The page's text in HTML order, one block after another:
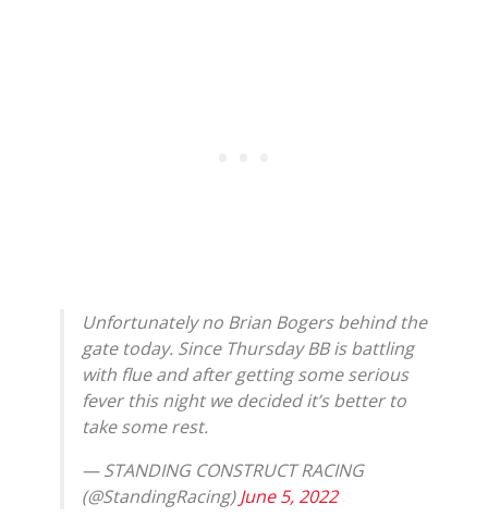
Unfortunately no Brian Bogers behind the
gate today. Since Thursday BB is battling
with flue and after getting some serious
fever this night we decided it’s better to
take some rest.
— STANDING CONSTRUCT RACING
(@StandingRacing)June 5, 2022